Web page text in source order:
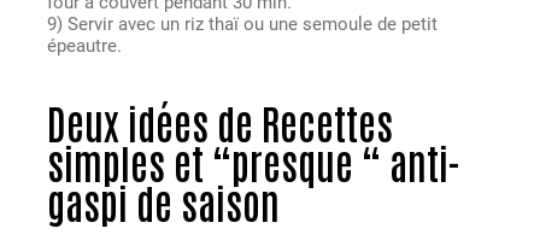
9) Servir avec un riz thaï ou une semoule de petit
épeautre.
Deux idées de Recettes
simples et “presque “ anti-
gaspi de saison